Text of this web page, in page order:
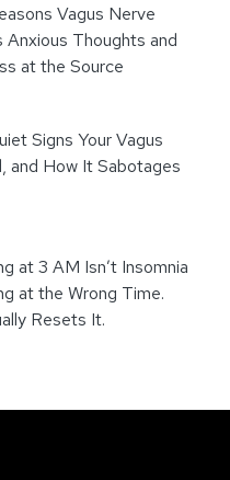
Vagus Nerve
Anxious Thoughts and
at the Source
Signs Your Vagus
and How It Sabotages
at 3 AM Isn’t Insomnia
at the Wrong Time.
Resets It.